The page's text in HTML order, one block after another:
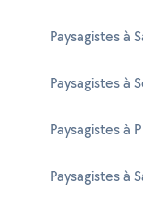
Paysagistes à
Paysagistes à
Paysagistes à
Paysagistes à